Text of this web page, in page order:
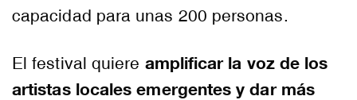
capacidad para unas 200 personas.
El festival quiere amplificar la voz de los
artistas locales emergentes y dar más